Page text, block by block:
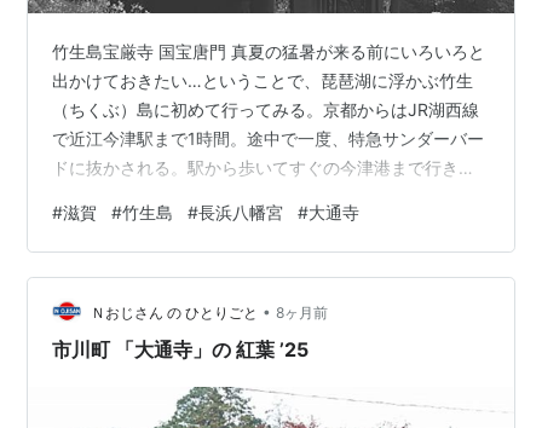
竹生島宝厳寺 国宝唐門 真夏の猛暑が来る前にいろいろと
出かけておきたい…ということで、琵琶湖に浮かぶ竹生
（ちくぶ）島に初めて行ってみる。京都からはJR湖西線
で近江今津駅まで1時間。途中で一度、特急サンダーバー
ドに抜かされる。駅から歩いてすぐの今津港まで行き、
島→長浜港というコースを申し込んだ。乗船料は3600
円。今津港を出発し、竹生島までは25分の船旅となる。
竹生島での自由時間は70分だ。竹生島宝厳寺HPの解説は
次の通り。 神亀元年（724年）聖武天皇が、夢枕に立っ
た天照皇大神より「江州の湖中に小島がある。その島は
#滋賀 #竹生島 #長浜八幡宮 #大通寺
Ｎおじさん の ひとりごと • 8ヶ月前
市川町 「大通寺」の 紅葉 ’25